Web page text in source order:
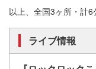
以上、全国3ヶ所・計6
ライブ情報